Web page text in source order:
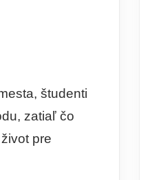
študenti
zatiaľ čo
pre